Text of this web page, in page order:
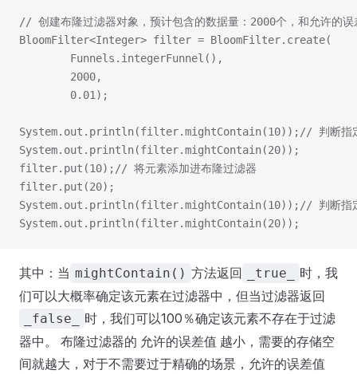
// 创建布隆过滤器对象，预计包含的数据量：2000个，和允许的
BloomFilter<Integer> filter = BloomFilter.create(
        Funnels.integerFunnel(),
        2000,
        0.01);
System.out.println(filter.mightContain(10));// 判断指定
System.out.println(filter.mightContain(20));
filter.put(10);// 将元素添加进布隆过滤器
filter.put(20);
System.out.println(filter.mightContain(10));// 判断指定
System.out.println(filter.mightContain(20));
其中：当 mightContain() 方法返回 _true_
时，我
们可以大概率确定该元素在过滤器中，但当过滤器返回
_false_
时，我们可以100％确定该元素不存在于过滤
器中。 布隆过滤器的 允许的误差值 越小，需要的存储空
间就越大，对于不需要过于精确的场景，允许的误差值